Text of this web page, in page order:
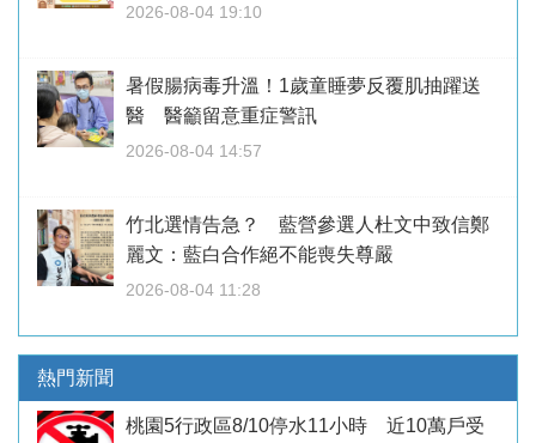
2026-08-04 19:10
暑假腸病毒升溫！1歲童睡夢反覆肌抽躍送
醫 醫籲留意重症警訊
2026-08-04 14:57
竹北選情告急？ 藍營參選人杜文中致信鄭
麗文：藍白合作絕不能喪失尊嚴
2026-08-04 11:28
熱門新聞
桃園5行政區8/10停水11小時 近10萬戶受